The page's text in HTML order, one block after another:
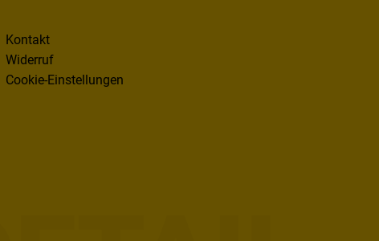
Kontakt
Widerruf
Cookie-Einstellungen